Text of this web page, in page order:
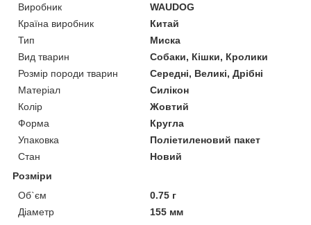
Виробник
WAUDOG
Країна виробник
Китай
Тип
Миска
Вид тварин
Собаки, Кішки, Кролики
Розмір породи тварин
Середні, Великі, Дрібні
Матеріал
Силікон
Колір
Жовтий
Форма
Кругла
Упаковка
Поліетиленовий пакет
Стан
Новий
Розміри
Об`єм
0.75 г
Діаметр
155 мм